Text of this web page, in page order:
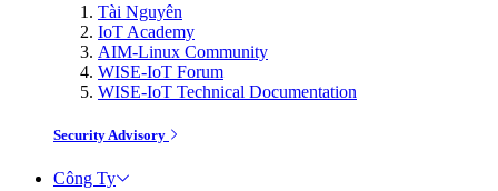
Tài Nguyên
IoT Academy
AIM-Linux Community
WISE-IoT Forum
WISE-IoT Technical Documentation
Security Advisory
Công Ty